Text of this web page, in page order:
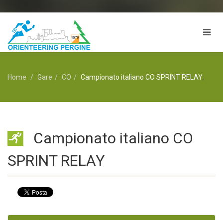
Home Gare CO Campionato italiano CO SPRINT RELAY;
Campionato italiano CO
SPRINT RELAY